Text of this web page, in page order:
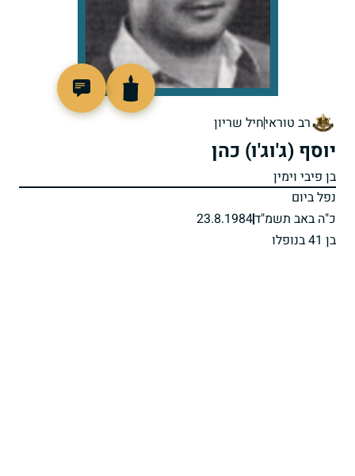
רב טוראיחיל שריון
יוסף (ג'וג'ו) כהן
בן פיבי וימין
נפל ביום
כ"ה באב תשמ"ד23.8.1984
בן 41 בנופלו